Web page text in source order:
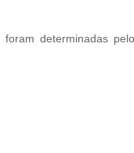
determinadas pelo